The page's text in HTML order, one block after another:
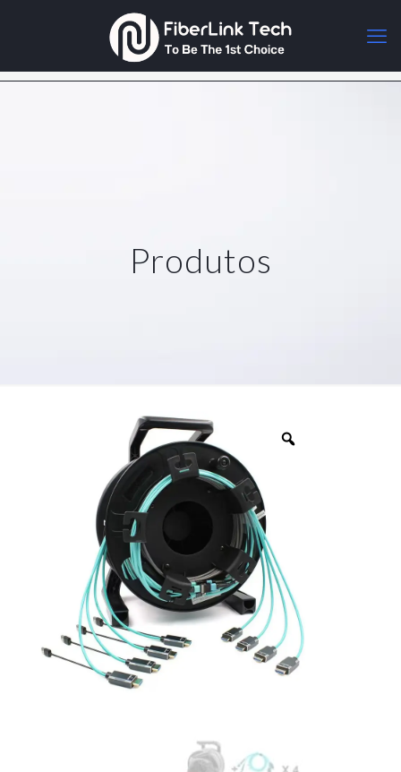
Produtos